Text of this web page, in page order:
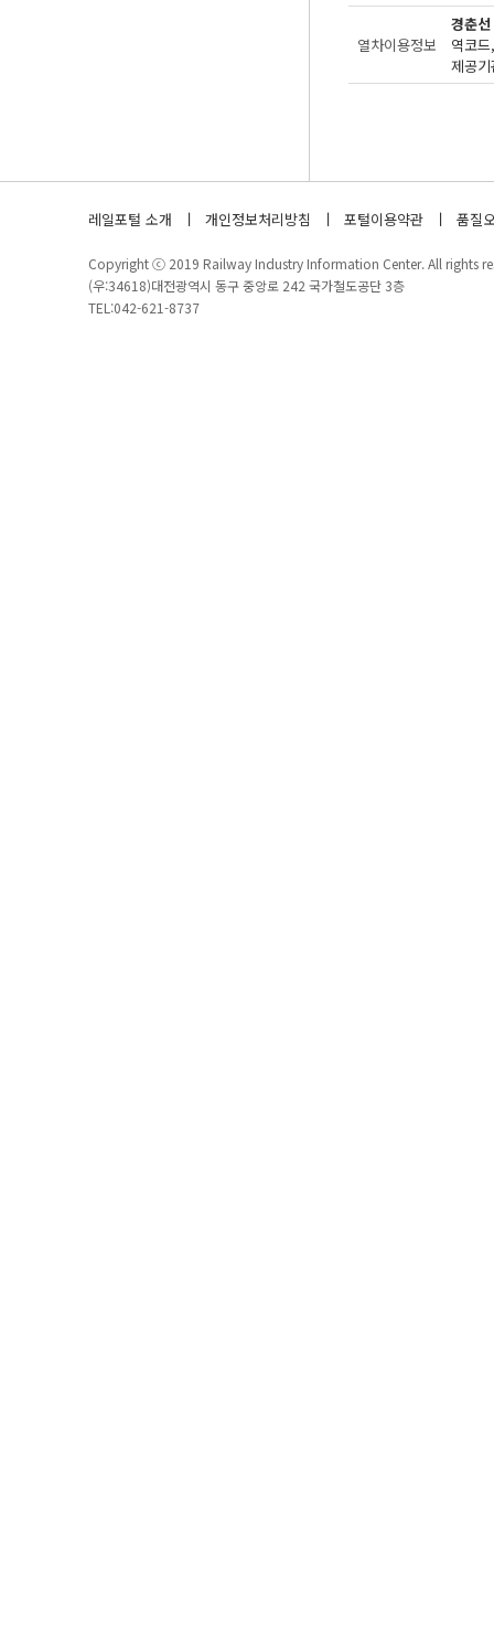
열차이용정보
경춘
제공
레일포털 소개 개인정보처리방침 포털이용약관 품질
Copyright ⓒ 2019 Railway Industry Information Center. All rights
(우:34618)대전광역시 동구 중앙로 242 국가철도공단 3층
TEL:042-621-8737